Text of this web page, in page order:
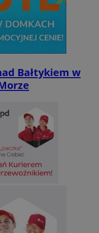
Bałtykiem w